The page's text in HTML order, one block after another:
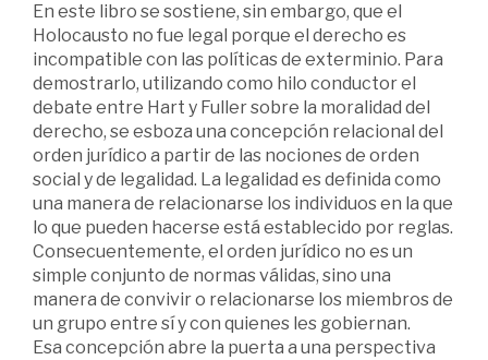
En este libro se sostiene, sin embargo, que el
Holocausto no fue legal porque el derecho es
incompatible con las políticas de exterminio. Para
demostrarlo, utilizando como hilo conductor el
debate entre Hart y Fuller sobre la moralidad del
derecho, se esboza una concepción relacional del
orden jurídico a partir de las nociones de orden
social y de legalidad. La legalidad es definida como
una manera de relacionarse los individuos en la que
lo que pueden hacerse está establecido por reglas.
Consecuentemente, el orden jurídico no es un
simple conjunto de normas válidas, sino una
manera de convivir o relacionarse los miembros de
un grupo entre sí y con quienes les gobiernan.
Esa concepción abre la puerta a una perspectiva